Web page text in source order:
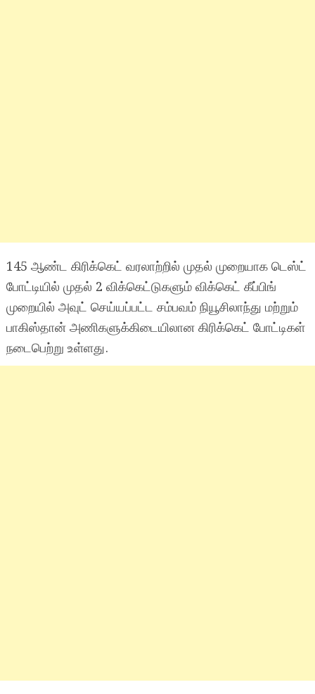
145 ஆண்ட கிரிக்கெட் வரலாற்றில் முதல் முறையாக டெஸ்ட்
போட்டியில் முதல் 2 விக்கெட்டுகளும் விக்கெட் கீப்பிங்
முறையில் அவுட் செய்யப்பட்ட சம்பவம் நியூசிலாந்து மற்றும்
பாகிஸ்தான் அணிகளுக்கிடையிலான கிரிக்கெட் போட்டிகள்
நடைபெற்று உள்ளது.